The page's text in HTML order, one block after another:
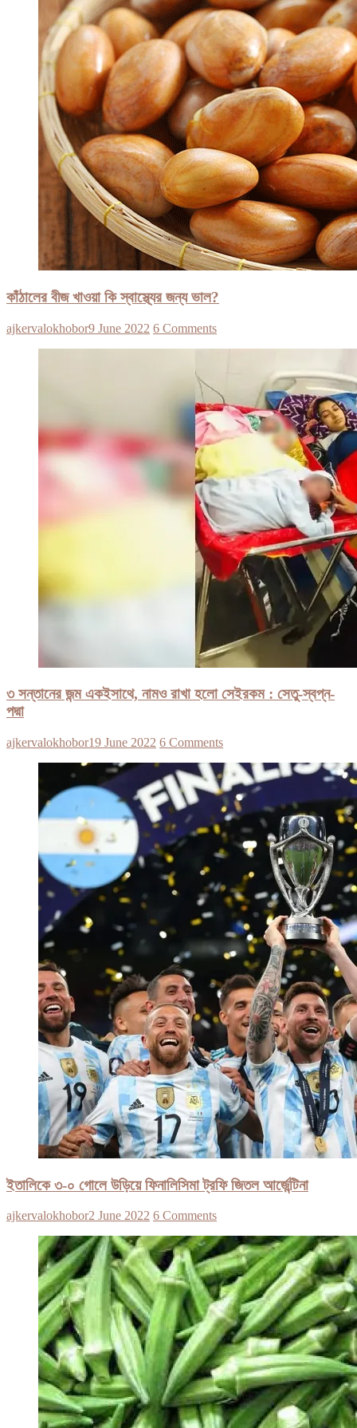
কাঁঠালের বীজ খাওয়া কি স্বাস্থ্যের জন্য ভাল?
ajkervalokhobor9 June 2022 6 Comments
৩ সন্তানের জন্ম একইসাথে, নামও রাখা হলো সেইরকম : সেতু-স্বপ্ন-
পদ্মা
ajkervalokhobor19 June 2022 6 Comments
ইতালিকে ৩-০ গোলে উড়িয়ে ফিনালিসিমা ট্রফি জিতল আর্জেন্টিনা
ajkervalokhobor2 June 2022 6 Comments